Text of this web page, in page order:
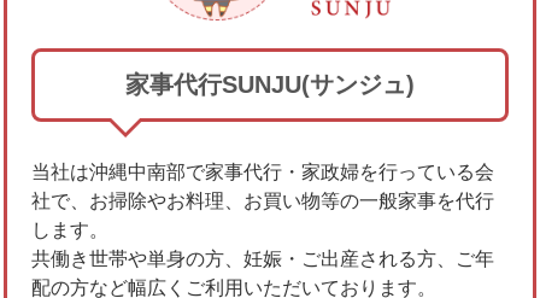
家事代行SUNJU(サンジュ)
当社は沖縄中南部で家事代行・家政婦を行っている会
社で、お掃除やお料理、お買い物等の一般家事を代行
します。
共働き世帯や単身の方、妊娠・ご出産される方、ご年
配の方など幅広くご利用いただいております。